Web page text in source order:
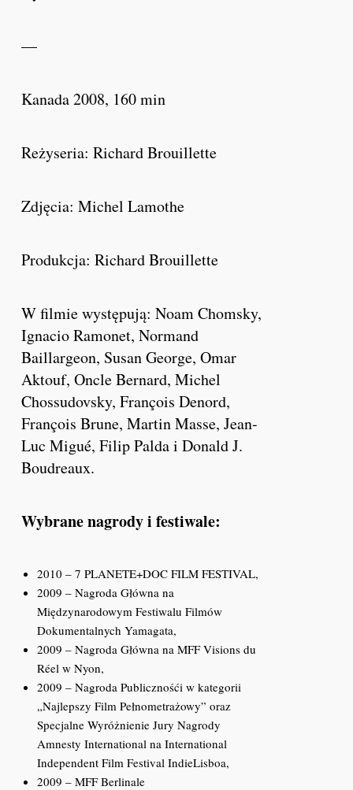
—
Kanada 2008, 160 min
Reżyseria: Richard Brouillette
Zdjęcia: Michel Lamothe
Produkcja: Richard Brouillette
W filmie występują: Noam Chomsky,
Ignacio Ramonet, Normand
Baillargeon, Susan George, Omar
Aktouf, Oncle Bernard, Michel
Chossudovsky, François Denord,
François Brune, Martin Masse, Jean-
Luc Migué, Filip Palda i Donald J.
Boudreaux.
Wybrane nagrody i festiwale:
2010 – 7 PLANETE+DOC FILM FESTIVAL,
2009 – Nagroda Główna na
Międzynarodowym Festiwalu Filmów
Dokumentalnych Yamagata,
2009 – Nagroda Główna na MFF Visions du
Réel w Nyon,
2009 – Nagroda Publicznośći w kategorii
„Najlepszy Film Pełnometrażowy” oraz
Specjalne Wyróżnienie Jury Nagrody
Amnesty International na International
Independent Film Festival IndieLisboa,
2009 – MFF Berlinale